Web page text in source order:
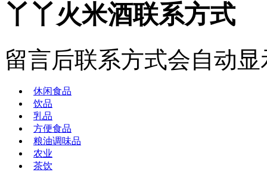
丫丫火米酒联系方式
留言后联系方式会自动显
休闲食品
饮品
乳品
方便食品
粮油调味品
农业
茶饮